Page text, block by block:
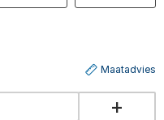
Maatadvies
+